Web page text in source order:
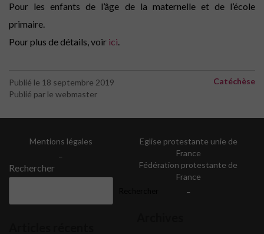
Pour les enfants de l’âge de la maternelle et de l’école
primaire.
Pour plus de détails, voir ici.
Publié le 18 septembre 2019
Publié par le webmaster
Catéchèse
Mentions légales
Rechercher
Eglise protestante unie de
France
Fédération protestante de
France